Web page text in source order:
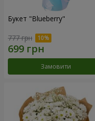
Букет "Blueberry"
777 грн
Замовити